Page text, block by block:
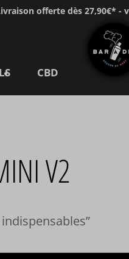
offerte dès 27,90€* -
CBD
V2